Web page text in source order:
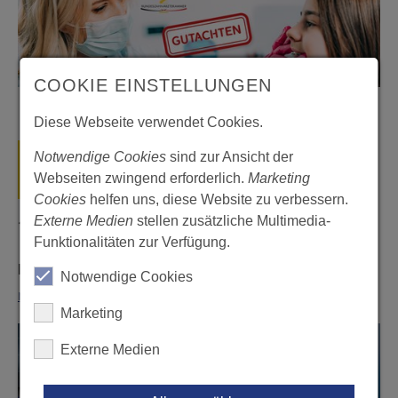
MAI
26
PFLEGE PLUS 2026
11. Mai 2026
LZK und ZPB: Starker gemeinsamer Auftritt
mehr...
COOKIE EINSTELLUNGEN
Diese Webseite verwendet Cookies.
Notwendige Cookiessind zur Ansicht der
Webseiten zwingend erforderlich.Marketing
Cookies helfen uns, diese Website zu verbessern.
Externe Medienstellen zusätzliche Multimedia-
Funktionalitäten zur Verfügung.
Notwendige Cookies
Marketing
Externe Medien